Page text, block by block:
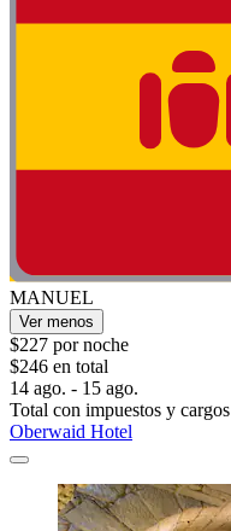
MANUEL
Ver menos
$227 por noche
$246 en total
14 ago. - 15 ago.
Total con impuestos y cargos
Oberwaid Hotel